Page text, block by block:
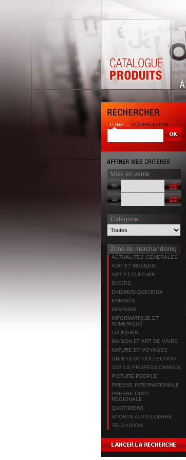
TITRE CODIFICATION
Mise en vente
du
au
Catégorie
Zone de merchandising
ACTUALITES GENERALES
ADO ET MUSIQUE
ART ET CULTURE
DIVERS
DVD/MUSIQUE/JEUX
ENFANTS
FEMININS
INFORMATIQUE ET
NUMERIQUE
LUDIQUES
MAISON ET ART DE VIVRE
NATURE ET VOYAGES
OBJETS DE COLLECTION
OUTILS PROFESSIONNELS
PICTURE PEOPLE
PRESSE INTERNATIONALE
PRESSE QUOT
REGIONALE
QUOTIDIENS
SPORTS-AUTO-LOISIRS
TELEVISION